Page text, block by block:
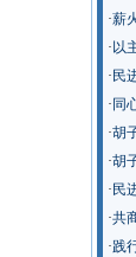
·薪
· 以
· 民进
· 同心织
·胡
·胡
· 民进
·共
·践